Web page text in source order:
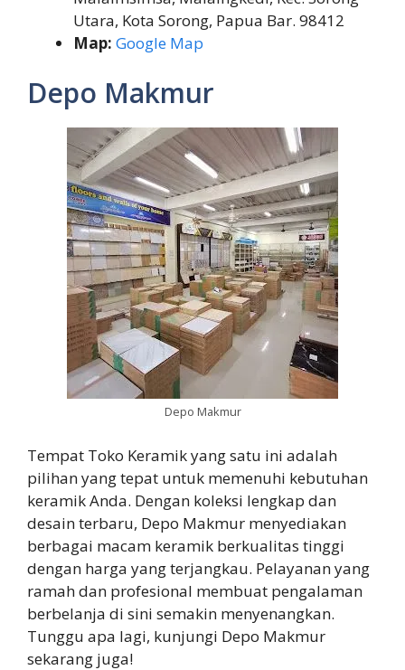
Utara, Kota Sorong, Papua Bar. 98412
Map: Google Map
Depo Makmur
Depo Makmur
Tempat Toko Keramik yang satu ini adalah
pilihan yang tepat untuk memenuhi kebutuhan
keramik Anda. Dengan koleksi lengkap dan
desain terbaru, Depo Makmur menyediakan
berbagai macam keramik berkualitas tinggi
dengan harga yang terjangkau. Pelayanan yang
ramah dan profesional membuat pengalaman
berbelanja di sini semakin menyenangkan.
Tunggu apa lagi, kunjungi Depo Makmur
sekarang juga!